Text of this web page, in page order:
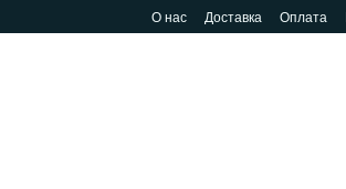
О нас Доставка Оплата